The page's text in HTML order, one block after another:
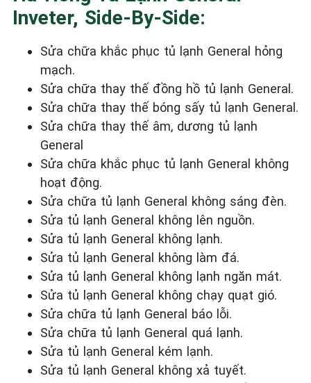
Inveter, Side-By-Side:
Sửa chữa khắc phục tủ lạnh General hỏng
mạch.
Sửa chữa thay thế đồng hồ tủ lạnh General.
Sửa chữa thay thế bóng sấy tủ lạnh General.
Sửa chữa thay thế âm, dương tủ lạnh
General
Sửa chữa khắc phục tủ lạnh General không
hoạt động.
Sửa chữa tủ lạnh General không sáng đèn.
Sửa tủ lạnh General không lên nguồn.
Sửa tủ lạnh General không lạnh.
Sửa tủ lạnh General không làm đá.
Sửa tủ lạnh General không lạnh ngăn mát.
Sửa tủ lạnh General không chạy quạt gió.
Sửa chữa tủ lạnh General báo lỗi.
Sửa chữa tủ lạnh General quá lạnh.
Sửa tủ lạnh General kém lạnh.
Sửa tủ lạnh General không xả tuyết.